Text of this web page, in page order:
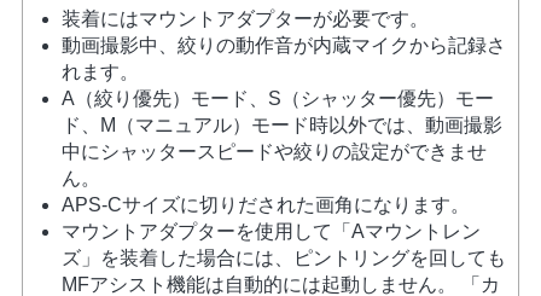
装着にはマウントアダプターが必要です。
動画撮影中、絞りの動作音が内蔵マイクから記録さ
れます。
A（絞り優先）モード、S（シャッター優先）モー
ド、M（マニュアル）モード時以外では、動画撮影
中にシャッタースピードや絞りの設定ができませ
ん。
APS-Cサイズに切りだされた画角になります。
マウントアダプターを使用して「Aマウントレン
ズ」を装着した場合には、ピントリングを回しても
MFアシスト機能は自動的には起動しません。 「カ